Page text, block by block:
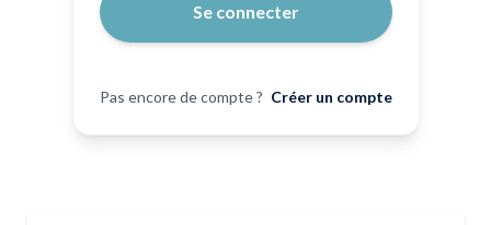
Se connecter
Pas encore de compte ? Créer un compte